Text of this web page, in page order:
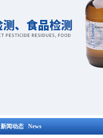
新闻动态 News